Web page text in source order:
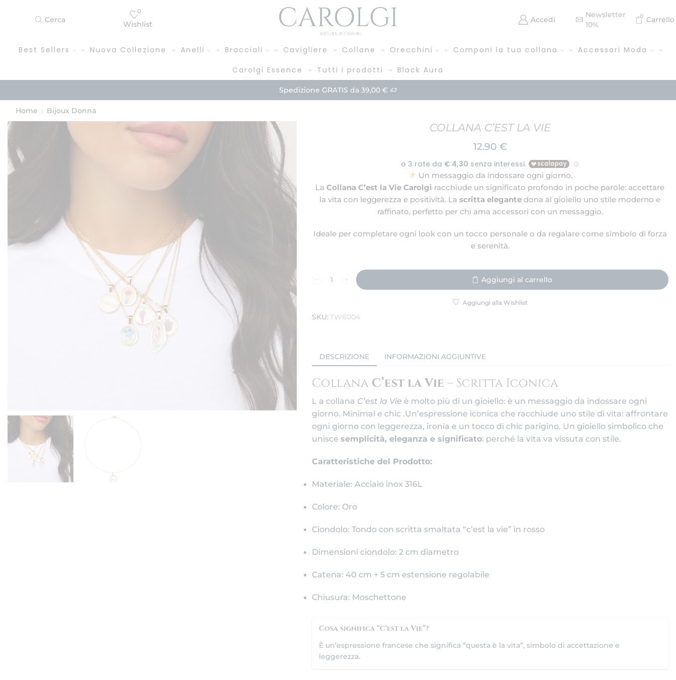
Cerca
0
Wishlist
Accedi
Newsletter
10%
0 Carrello
Best Sellers Nuova Collezione Anelli Bracciali Cavigliere Collane Orecchini Componi la tua collana
Accessori Moda
Carolgi Essence
Tutti i prodotti Black Aura
Paga in 3 rate! Acquista
Home Bijoux Donna
COLLANA C’EST LA VIE
12.90 €
Un messaggio da indossare ogni giorno.
LaCollana C’est la Vie Carolgi racchiude un significato profondo in poche parole: accettare
la vita con leggerezza e positività. Lascritta elegante dona al gioiello uno stile moderno e
raffinato, perfetto per chi ama accessori con un messaggio.
Ideale per completare ogni look con un tocco personale o da regalare come simbolo di forza
e serenità.
Aggiungi al carrello
Aggiungi alla Wishlist
SKU:TW6004
DESCRIZIONE INFORMAZIONI AGGIUNTIVE
Collana C’est la Vie – Scritta Iconica
L a collana C’est la Vie è molto più di un gioiello: è un messaggio da indossare ogni
giorno. Minimal e chic .Un’espressione iconica che racchiude uno stile di vita: affrontare
ogni giorno con leggerezza, ironia e un tocco di chic parigino. Un gioiello simbolico che
unisce semplicità, eleganza e significato: perché la vita va vissuta con stile.
Caratteristiche del Prodotto:
Materiale: Acciaio inox 316L
Colore: Oro
Ciondolo: Tondo con scritta smaltata “c’est la vie” in rosso
Dimensioni ciondolo: 2 cm diametro
Catena: 40 cm + 5 cm estensione regolabile
Chiusura: Moschettone
Cosa significa “C’est la Vie”?
È un’espressione francese che significa “questa è la vita”, simbolo di accettazione e
leggerezza.